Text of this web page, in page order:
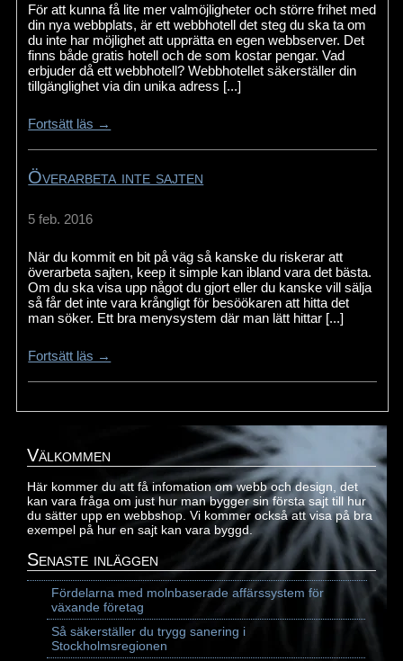
För att kunna få lite mer valmöjligheter och större frihet med
din nya webbplats, är ett webbhotell det steg du ska ta om
du inte har möjlighet att upprätta en egen webbserver. Det
finns både gratis hotell och de som kostar pengar. Vad
erbjuder då ett webbhotell? Webbhotellet säkerställer din
tillgänglighet via din unika adress [...]
Fortsätt läs →
Överarbeta inte sajten
5 feb. 2016
När du kommit en bit på väg så kanske du riskerar att
överarbeta sajten, keep it simple kan ibland vara det bästa.
Om du ska visa upp något du gjort eller du kanske vill sälja
så får det inte vara krångligt för besöökaren att hitta det
man söker. Ett bra menysystem där man lätt hittar [...]
Fortsätt läs →
Välkommen
Här kommer du att få infomation om webb och design, det
kan vara fråga om just hur man bygger sin första sajt till hur
du sätter upp en webbshop. Vi kommer också att visa på bra
exempel på hur en sajt kan vara byggd.
Senaste inläggen
Fördelarna med molnbaserade affärssystem för
växande företag
Så säkerställer du trygg sanering i
Stockholmsregionen